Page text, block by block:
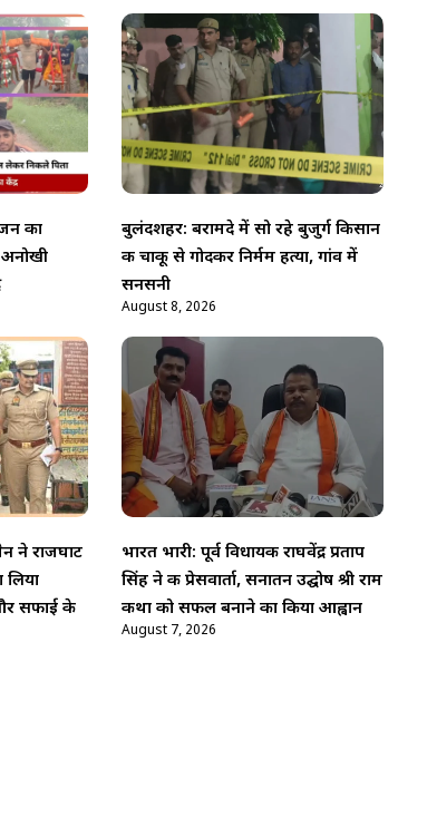
का
बुलंदशहर: बरामदे में सो रहे बुजुर्ग किसान
की चाकू से गोदकर निर्मम हत्या, गांव में
सनसनी
August 8, 2026
ने राजघाट
सफाई के
भारत भारी: पूर्व विधायक राघवेंद्र प्रताप
सिंह ने की प्रेसवार्ता, सनातन उद्घोष श्री राम
कथा को सफल बनाने का किया आह्वान
August 7, 2026